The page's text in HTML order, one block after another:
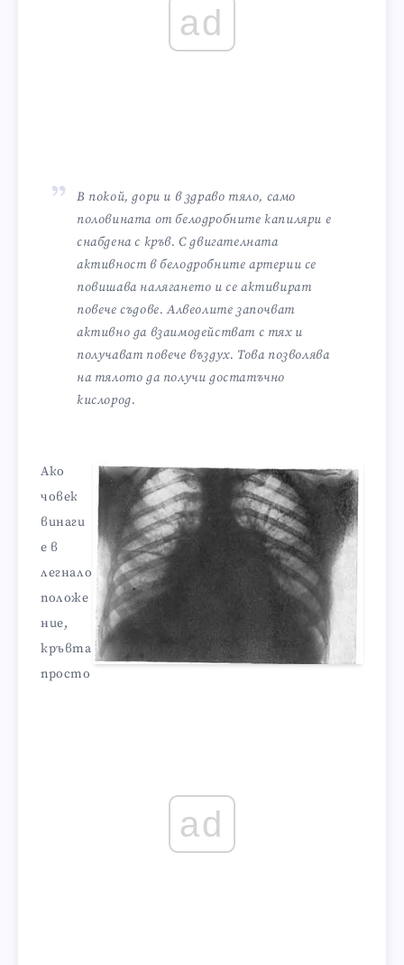
ad
В покой, дори и в здраво тяло, само
половината от белодробните капиляри е
снабдена с кръв. С двигателната
активност в белодробните артерии се
повишава налягането и се активират
повече съдове. Алвеолите започват
активно да взаимодействат с тях и
получават повече въздух. Това позволява
на тялото да получи достатъчно
кислород.
Ако
човек
винаги
е в
легнало
положе
ние,
кръвта
просто
ad